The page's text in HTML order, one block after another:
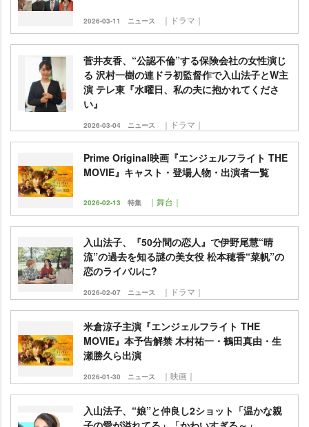
2026-03-11 ニュース ｜ドラマ｜
菅井友香、“公認不倫”する保険会社の女性演じ
る 沢村一樹の連ドラ初監督作で入山法子とW主
演 テレ東『水曜日、私の夫に抱かれてくださ
い』
2026-03-04 ニュース ｜ドラマ｜
Prime Original映画『エンジェルフライト THE
MOVIE』キャスト・登場人物・出演者一覧
2026-02-13 特集 ｜舞台｜
入山法子、『50分間の恋人』で伊野尾慧“晴
流”の過去を知る謎の美女役 松本穂香“菜帆”の
恋のライバルに?
2026-02-07 ニュース ｜ドラマ｜
米倉涼子主演『エンジェルフライト THE
MOVIE』本予告解禁 木村祐一・鶴田真由・生
瀬勝久ら出演
2026-01-30 ニュース ｜映画｜
入山法子、“娘”と仲良し2ショット「温かな親